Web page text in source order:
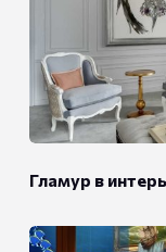
Гламур в